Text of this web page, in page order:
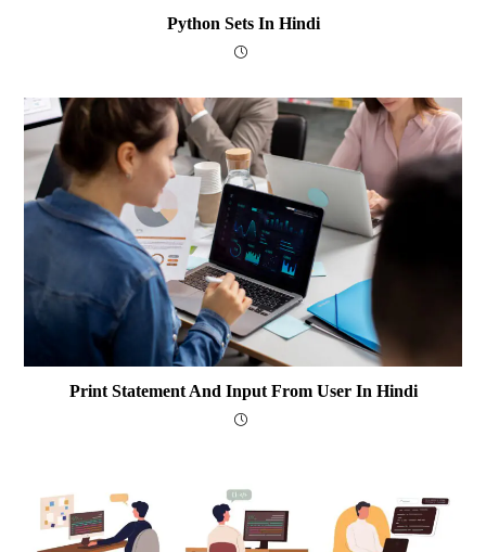
Python Sets In Hindi
Print Statement And Input From User In Hindi